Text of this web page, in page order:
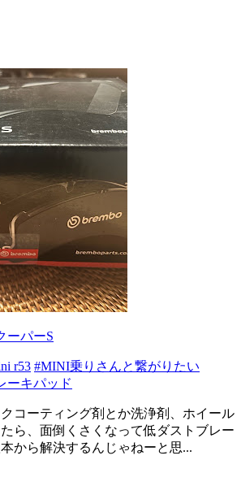
ーパーS
r53 #MINI乗りさんと繋がりたい
ーキパッド
コーティング剤とか洗浄剤、ホイール
ら、面倒くさくなって低ダストブレー
から解決するんじゃねーと思...